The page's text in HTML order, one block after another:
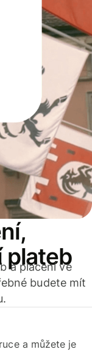
plateb
a placení ve
budete mít
a můžete je